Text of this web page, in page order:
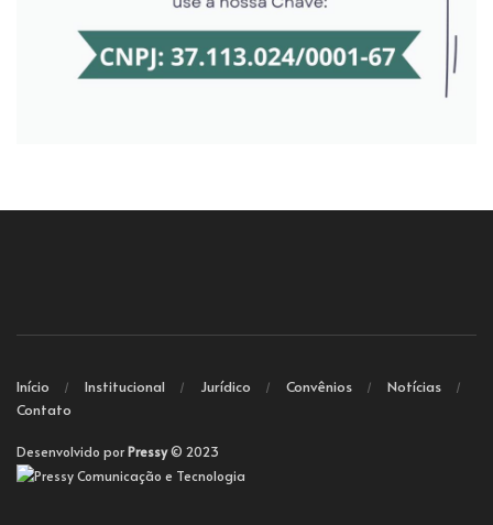
Início Institucional Jurídico Convênios
Notícias
Contato
Desenvolvido porPressy© 2023